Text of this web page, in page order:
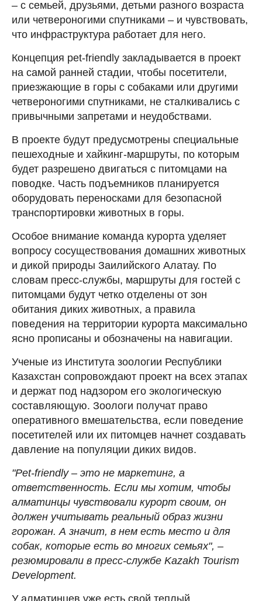
– с семьей, друзьями, детьми разного возраста
или четвероногими спутниками – и чувствовать,
что инфраструктура работает для него.
Концепция pet-friendly закладывается в проект
на самой ранней стадии, чтобы посетители,
приезжающие в горы с собаками или другими
четвероногими спутниками, не сталкивались с
привычными запретами и неудобствами.
В проекте будут предусмотрены специальные
пешеходные и хайкинг-маршруты, по которым
будет разрешено двигаться с питомцами на
поводке. Часть подъемников планируется
оборудовать переносками для безопасной
транспортировки животных в горы.
Особое внимание команда курорта уделяет
вопросу сосуществования домашних животных
и дикой природы Заилийского Алатау. По
словам пресс-службы, маршруты для гостей с
питомцами будут четко отделены от зон
обитания диких животных, а правила
поведения на территории курорта максимально
ясно прописаны и обозначены на навигации.
Ученые из Института зоологии Республики
Казахстан сопровождают проект на всех этапах
и держат под надзором его экологическую
составляющую. Зоологи получат право
оперативного вмешательства, если поведение
посетителей или их питомцев начнет создавать
давление на популяции диких видов.
"Pet-friendly – это не маркетинг, а
ответственность. Если мы хотим, чтобы
алматинцы чувствовали курорт своим, он
должен учитывать реальный образ жизни
горожан. А значит, в нем есть место и для
собак, которые есть во многих семьях", –
резюмировали в пресс-службе Kazakh Tourism
Development.
У алматинцев уже есть свой теплый